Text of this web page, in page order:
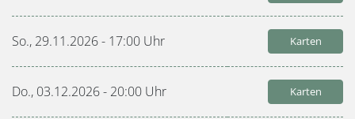
So., 29.11.2026 - 17:00 Uhr Karten
Do., 03.12.2026 - 20:00 Uhr Karten